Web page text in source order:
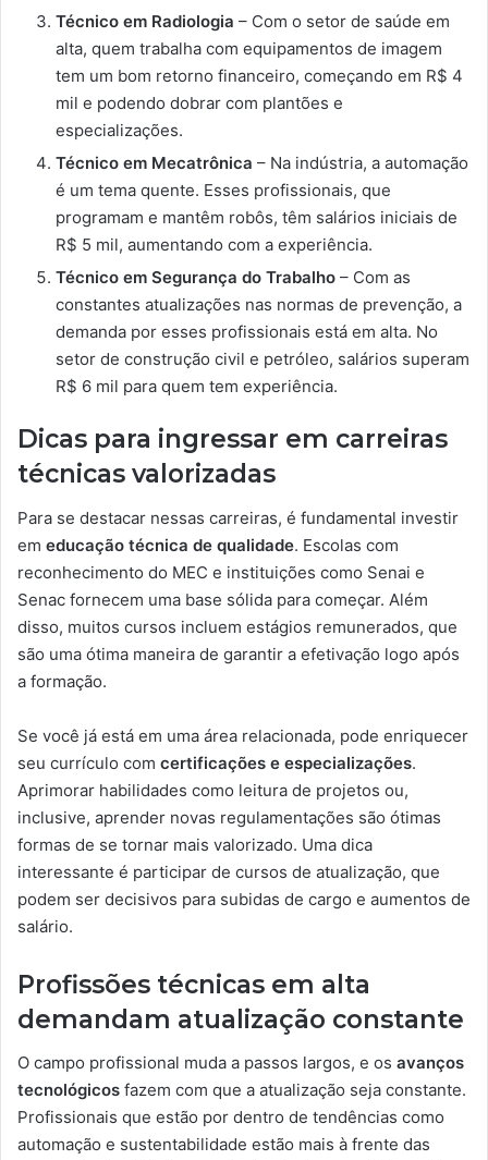
Técnico em Radiologia – Com o setor de saúde em
alta, quem trabalha com equipamentos de imagem
tem um bom retorno financeiro, começando em R$ 4
mil e podendo dobrar com plantões e
especializações.
Técnico em Mecatrônica – Na indústria, a automação
é um tema quente. Esses profissionais, que
programam e mantêm robôs, têm salários iniciais de
R$ 5 mil, aumentando com a experiência.
Técnico em Segurança do Trabalho – Com as
constantes atualizações nas normas de prevenção, a
demanda por esses profissionais está em alta. No
setor de construção civil e petróleo, salários superam
R$ 6 mil para quem tem experiência.
Dicas para ingressar em carreiras
técnicas valorizadas
Para se destacar nessas carreiras, é fundamental investir
em educação técnica de qualidade. Escolas com
reconhecimento do MEC e instituições como Senai e
Senac fornecem uma base sólida para começar. Além
disso, muitos cursos incluem estágios remunerados, que
são uma ótima maneira de garantir a efetivação logo após
a formação.
Se você já está em uma área relacionada, pode enriquecer
seu currículo com certificações e especializações.
Aprimorar habilidades como leitura de projetos ou,
inclusive, aprender novas regulamentações são ótimas
formas de se tornar mais valorizado. Uma dica
interessante é participar de cursos de atualização, que
podem ser decisivos para subidas de cargo e aumentos de
salário.
Profissões técnicas em alta
demandam atualização constante
O campo profissional muda a passos largos, e os avanços
tecnológicos fazem com que a atualização seja constante.
Profissionais que estão por dentro de tendências como
automação e sustentabilidade estão mais à frente das